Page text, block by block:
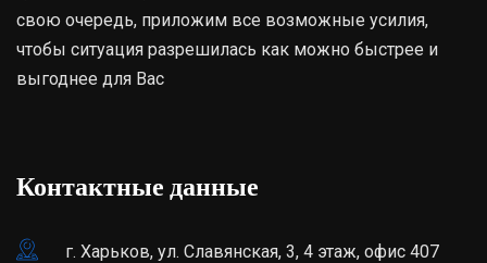
свою очередь, приложим все возможные усилия,
чтобы ситуация разрешилась как можно быстрее и
выгоднее для Вас
Контактные данные
г. Харьков, ул. Славянская, 3, 4 этаж, офис 407